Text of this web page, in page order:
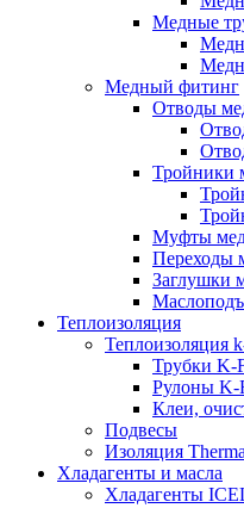
Медные
Медный фитинг
Отводы
Тройники
Муфты
Переходы
Заглушки
Теплоизоляция
Теплоизоляция
Трубки K-
Рулоны K-
Клеи,
Подвесы
Изоляция
Хладагенты и масла
Хладагенты